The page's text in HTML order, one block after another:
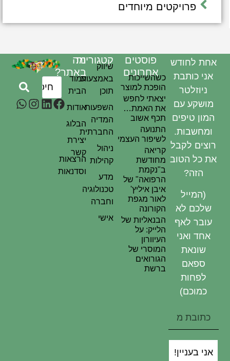
פרויקטים מיוחדים
מה
באתר?
עמוד
הבית
אודות
הבלוג
יצירת
קשר
הרצאות
וסדנאות
קטגוריות
שיווק
באמצעות
תוכן
השפעות
המדיה
החברתית
ניהול
קהילות
מדע
טכנולוגיה
וחברה
אישי
פוסטים
אחרונים
כשהשייכות
הופכת למוצר
יצאתי לחפש
את האמת…
תכף אשוב
התנועה
לשיפור העצמי
קריאה
מחודשת
ב"נקמת
הרפואה" של
איבן איליץ'
לאור מגפת
הקורונה
הבנאליות של
הלייק: על
העיוורון
המוסרי של
הגורואים
ברשת
אחת לחודש
אני כותבת
ניוזלטר
מושקע עם
המון טיפים
ומחשבות.
רוצים לקבל
את כל הטוב
הזה?
(המייל
שלכם לא
עובר לאף
אחד ואני
שונאת
ספאם
לפחות
כמוכם)
אני בעניין!